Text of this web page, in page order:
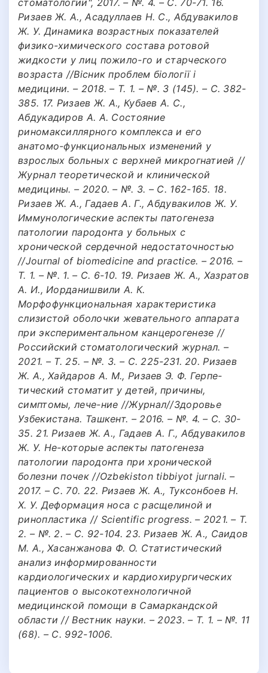
Ризаев Ж. А., Асадуллаев Н. С., Абдувакилов
Ж. У. Динамика возрастных показателей
физико-химического состава ротовой
жидкости у лиц пожило-го и старческого
возраста //Вісник проблем біології і
медицини. – 2018. – Т. 1. – №. 3 (145). – С. 382-
385. 17. Ризаев Ж. А., Кубаев А. С.,
Абдукадиров А. А. Состояние
риномаксиллярного комплекса и его
анатомо-функциональных изменений у
взрослых больных с верхней микрогнатией //
Журнал теоретической и клинической
медицины. – 2020. – №. 3. – С. 162-165. 18.
Ризаев Ж. А., Гадаев А. Г., Абдувакилов Ж. У.
Иммунологические аспекты патогенеза
патологии пародонта у больных с
хронической сердечной недостаточностью
//Journal of biomedicine and practice. – 2016. –
Т. 1. – №. 1. – С. 6-10. 19. Ризаев Ж. А., Хазратов
А. И., Иорданишвили А. К.
Морфофункциональная характеристика
слизистой оболочки жевательного аппарата
при экспериментальном канцерогенезе //
Российский стоматологический журнал. –
2021. – Т. 25. – №. 3. – С. 225-231. 20. Ризаев
Ж. А., Хайдаров А. М., Ризаев Э. Ф. Герпе-
тический стоматит у детей, причины,
симптомы, лече-ние //Журнал//Здоровье
Узбекистана. Ташкент. – 2016. – №. 4. – С. 30-
35. 21. Ризаев Ж. А., Гадаев А. Г., Абдувакилов
Ж. У. Не-которые аспекты патогенеза
патологии пародонта при хронической
болезни почек //Ozbekiston tibbiyot jurnali. –
2017. – С. 70. 22. Ризаев Ж. А., Туксонбоев Н.
Х. У. Деформация носа с расщелиной и
ринопластика // Scientific progress. – 2021. – Т.
2. – №. 2. – С. 92-104. 23. Ризаев Ж. А., Саидов
М. А., Хасанжанова Ф. О. Статистический
анализ информированности
кардиологических и кардиохирургических
пациентов о высокотехнологичной
медицинской помощи в Самаркандской
области // Вестник науки. – 2023. – Т. 1. – №. 11
(68). – С. 992-1006.